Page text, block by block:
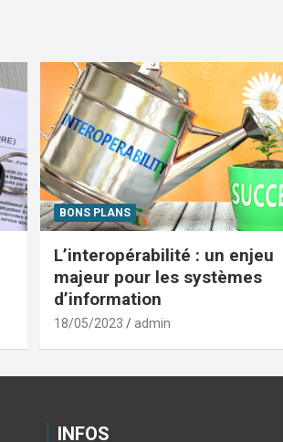
BONS PLANS
L’interopérabilité : un enjeu
majeur pour les systèmes
d’information
18/05/2023 admin
INFOS